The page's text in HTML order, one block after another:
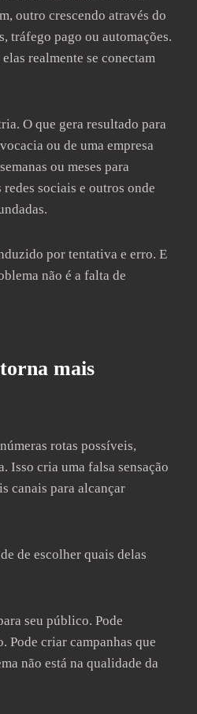
outro crescendo através do
tráfego pago ou automações.
realmente se conectam
O que gera resultado para
ou de uma empresa
ou meses para
sociais e outros onde
por tentativa e erro. E
não é a falta de
mais
rotas possíveis,
Isso cria uma falsa sensação
canais para alcançar
de escolher quais delas
seu público. Pode
Pode criar campanhas que
não está na qualidade da